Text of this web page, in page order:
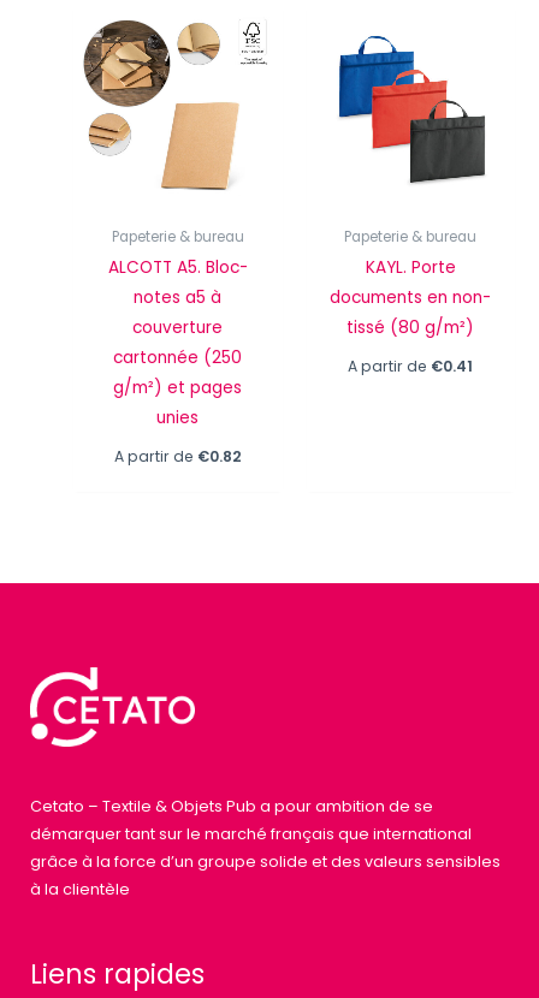
Papeterie & bureau
ALCOTT A5. Bloc-
notes a5 à
couverture
cartonnée (250
g/m²) et pages
unies
A partir de €0.82
Papeterie & bureau
KAYL. Porte
documents en non-
tissé (80 g/m²)
A partir de €0.41
Cetato – Textile & Objets Pub a pour ambition de se
démarquer tant sur le marché français que international
grâce à la force d’un groupe solide et des valeurs sensibles
à la clientèle
Liens rapides